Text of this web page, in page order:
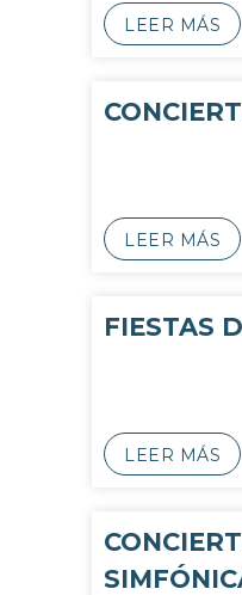
LEER MÁS
LEER MÁS
FIESTAS
LEER MÁS